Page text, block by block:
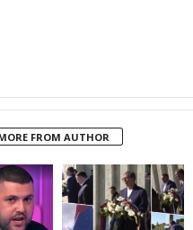
FROM AUTHOR